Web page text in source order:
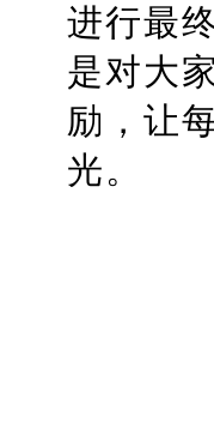
进行最
是对大
励，让
光。